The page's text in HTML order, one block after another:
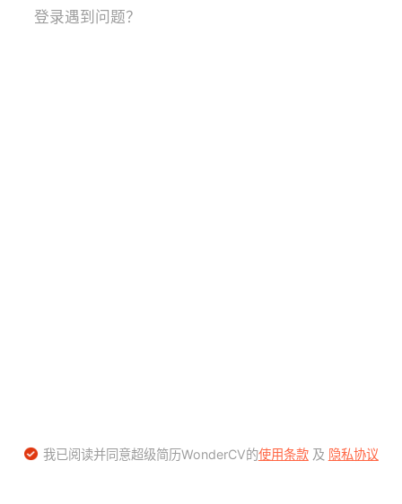
登录遇到问题？
我已阅读并同意超级简历WonderCV的使用条款及 隐私协议